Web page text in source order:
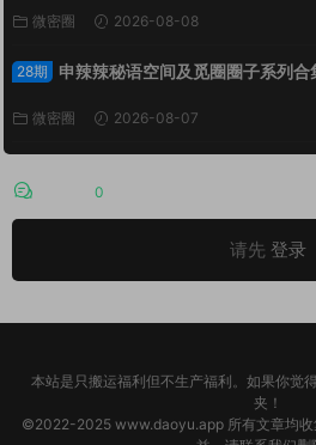
微密圈 2026-08-08
28期 申辣辣秘语空间及觅圈圈子系列合
微密圈 2026-08-07
0
请先 登录
本站是只搬运福利但不生产福利。如果你觉
夹！
©2022-2025 www.daoyu.app 所有文章均收